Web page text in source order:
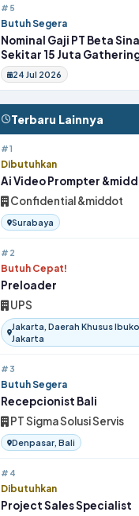
#5
Butuh Segera
Nominal Gaji PT Beta
Sekitar 15 Juta
Insentif Rutin
24 Jul 2026
Terbaru Lainnya
#1
Dibutuhkan
Ai Video Prompter
Confidential &middot
Surabaya
#2
Butuh Cepat!
Preloader
UPS
Jakarta, Daerah Khusus
Jakarta
#3
Butuh Segera
Recepcionist Bali
PT Sigma Solusi Servis
Denpasar, Bali
#4
Dibutuhkan
Project Sales Specialist